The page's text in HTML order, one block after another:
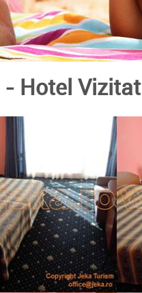
- Hotel Vizitat